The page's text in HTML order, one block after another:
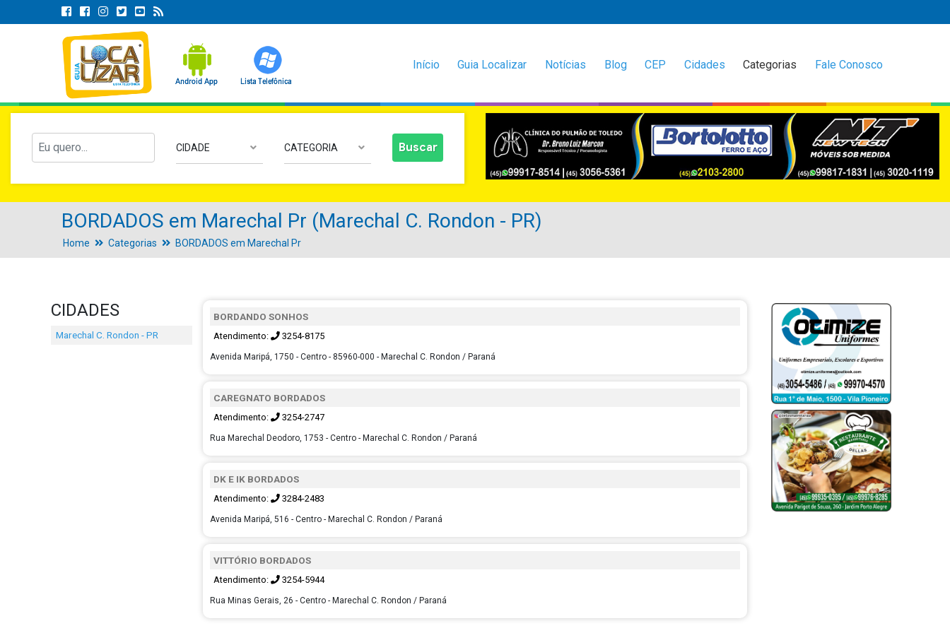
Início Guia Localizar Notícias Blog CEP Cidades Categorias Fale Conosco
CIDADE CATEGORIA
BORDADOS em Marechal Pr (Marechal C. Rondon - PR)
Home Categorias BORDADOS em Marechal Pr
CIDADES
Marechal C. Rondon - PR
BORDANDO SONHOS
Atendimento: 3254-8175
Avenida Maripá, 1750 - Centro - 85960-000 - Marechal C. Rondon / Paraná
CAREGNATO BORDADOS
Atendimento: 3254-2747
Rua Marechal Deodoro, 1753 - Centro - Marechal C. Rondon / Paraná
DK E IK BORDADOS
Atendimento: 3284-2483
Avenida Maripá, 516 - Centro - Marechal C. Rondon / Paraná
VITTÓRIO BORDADOS
Atendimento: 3254-5944
Rua Minas Gerais, 26 - Centro - Marechal C. Rondon / Paraná